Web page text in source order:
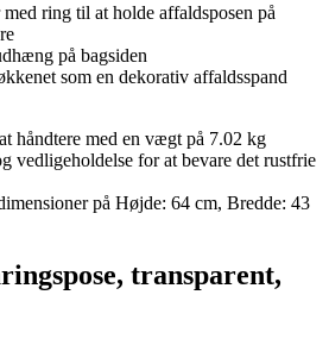
ring til at holde affaldsposen på
på bagsiden
som en dekorativ affaldsspand
håndtere med en vægt på 7.02 kg
vedligeholdelse for at bevare det rustfrie
på Højde: 64 cm, Bredde: 43
transparent,